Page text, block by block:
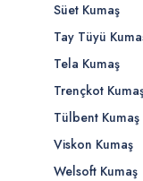
Süet Kumaş
Tay Tüyü
Tela Kumaş
Trençkot
Tülbent Kumaş
Viskon Kumaş
Welsoft Kumaş